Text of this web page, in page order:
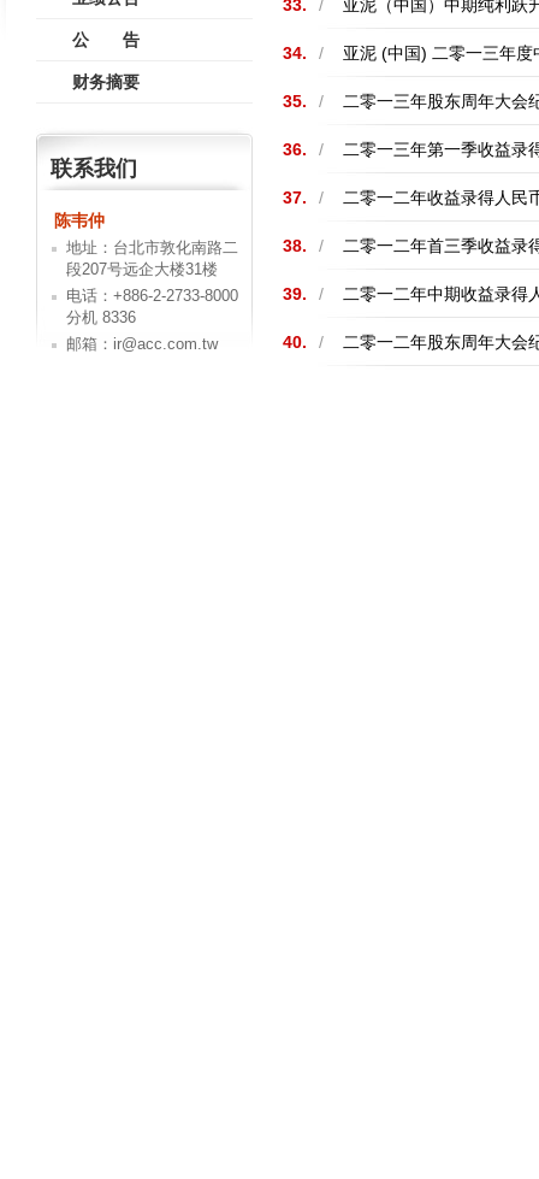
公 告
财务摘要
联系我们
陈韦仲
地址：台北市敦化南路二
段207号远企大楼31楼
电话：+886-2-2733-8000
分机 8336
邮箱：ir@acc.com.tw
33. / 亚泥（中国）中期纯利跃
34. / 亚泥 (中国) 二零一三年
35. / 二零一三年股东周年大会
36. / 二零一三年第一季收益录
37. / 二零一二年收益录得人民
38. / 二零一二年首三季收益录
39. / 二零一二年中期收益录得
40. / 二零一二年股东周年大会